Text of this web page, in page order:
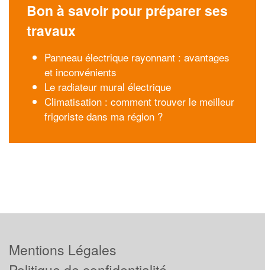
Bon à savoir pour préparer ses
travaux
Panneau électrique rayonnant : avantages
et inconvénients
Le radiateur mural électrique
Climatisation : comment trouver le meilleur
frigoriste dans ma région ?
Mentions Légales